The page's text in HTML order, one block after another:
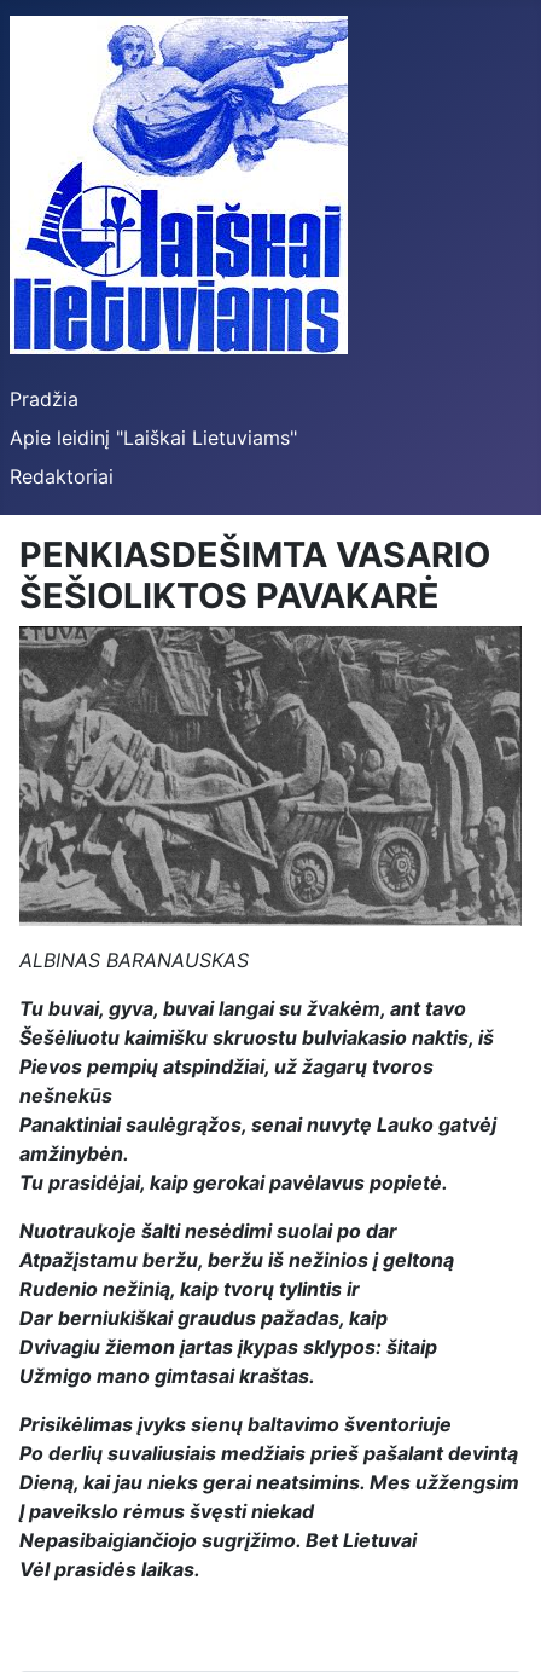
Pradžia
Apie leidinį "Laiškai Lietuviams"
Redaktoriai
PENKIASDEŠIMTA VASARIO
ŠEŠIOLIKTOS PAVAKARĖ
ALBINAS BARANAUSKAS
Tu buvai, gyva, buvai langai su žvakėm, ant tavo
Šešėliuotu kaimišku skruostu bulviakasio naktis, iš
Pievos pempių atspindžiai, už žagarų tvoros
nešnekūs
Panaktiniai saulėgrąžos, senai nuvytę Lauko gatvėj
amžinybėn.
Tu prasidėjai, kaip gerokai pavėlavus popietė.
Nuotraukoje šalti nesėdimi suolai po dar
Atpažįstamu beržu, beržu iš nežinios į geltoną
Rudenio nežinią, kaip tvorų tylintis ir
Dar berniukiškai graudus pažadas, kaip
Dvivagiu žiemon įartas įkypas sklypos: šitaip
Užmigo mano gimtasai kraštas.
Prisikėlimas įvyks sienų baltavimo šventoriuje
Po derlių suvaliusiais medžiais prieš pašalant devintą
Dieną, kai jau nieks gerai neatsimins. Mes užžengsim
Į paveikslo rėmus švęsti niekad
Nepasibaigiančiojo sugrįžimo. Bet Lietuvai
Vėl prasidės laikas.